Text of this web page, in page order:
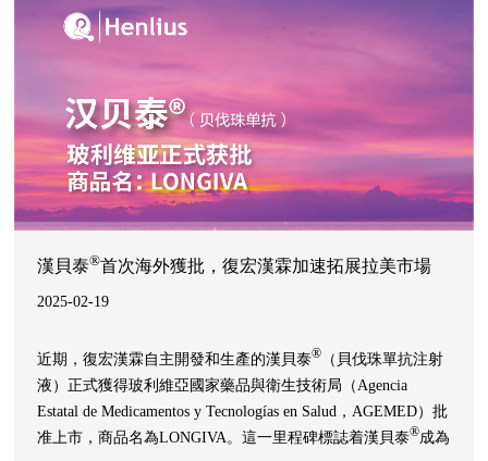
漢貝泰®首次海外獲批，復宏漢霖加速拓展拉美市場
2025-02-19
近期，復宏漢霖自主開發和生產的漢貝泰®
（貝伐珠單抗注射
液）正式獲得玻利維亞國家藥品與衛生技術局（Agencia
Estatal de Medicamentos y Tecnologías en Salud，AGEMED）批
准上市，商品名為LONGIVA。這一里程碑標誌着漢貝泰®成為